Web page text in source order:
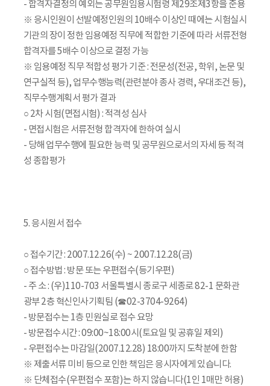
- 합격자결정의 예외는 공무원임용시험령 제29조제3항을 준용
※ 응시인원이 선발예정인원의 10배수 이상인 때에는 시험실시
기관의 장이 정한 임용예정 직무에 적합한 기준에 따라 서류전형
합격자를 5배수 이상으로 결정 가능
※ 임용예정 직무 적합성 평가 기준 : 전문성(전공, 학위, 논문 및
연구실적 등), 업무수행능력(관련분야 종사 경력, 우대조건 등),
직무수행계획서 평가 결과
○ 2차 시험(면접시험) : 적격성 심사
- 면접시험은 서류전형 합격자에 한하여 실시
- 당해 업무수행에 필요한 능력 및 공무원으로서의 자세 등 적격
성 종합평가
5. 응시원서 접수
○ 접수기간 : 2007.12.26(수) ~ 2007.12.28(금)
○ 접수방법 : 방문 또는 우편접수(등기우편)
- 주 소 : (우)110-703 서울특별시 종로구 세종로 82-1 문화관
광부 2층 혁신인사기획팀 (☎02-3704-9264)
- 방문접수는 1층 민원실로 접수 요망
- 방문접수시간 : 09:00~18:00시(토요일 및 공휴일 제외)
- 우편접수는 마감일(2007.12.28) 18:00까지 도착분에 한함
※ 제출서류 미비 등으로 인한 책임은 응시자에게 있습니다.
※ 단체접수(우편접수 포함)는 하지 않습니다(1인 1매만 허용)